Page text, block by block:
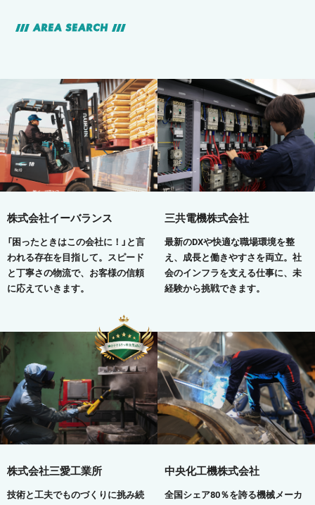
AREA SEARCH
株式会社イーバランス
「困ったときはこの会社に！」と言
われる存在を目指して。スピード
と丁寧さの物流で、お客様の信頼
に応えていきます。
三共電機株式会社
最新のDXや快適な職場環境を整
え、成長と働きやすさを両立。社
会のインフラを支える仕事に、未
経験から挑戦できます。
株式会社三愛工業所
技術と工夫でものづくりに挑み続
中央化工機株式会社
全国シェア80％を誇る機械メーカ